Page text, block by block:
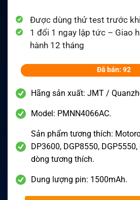
Được dùng thử test trước
1 đổi 1 ngay lập tức – Giao
hành 12 tháng
Đã bán: 92
Hãng sản xuất: JMT /
Model: PMNN4066AC.
Sản phẩm tương thích:
DP3600, DGP8550,
dòng tương thích.
Dung lượng pin: 1500mAh.